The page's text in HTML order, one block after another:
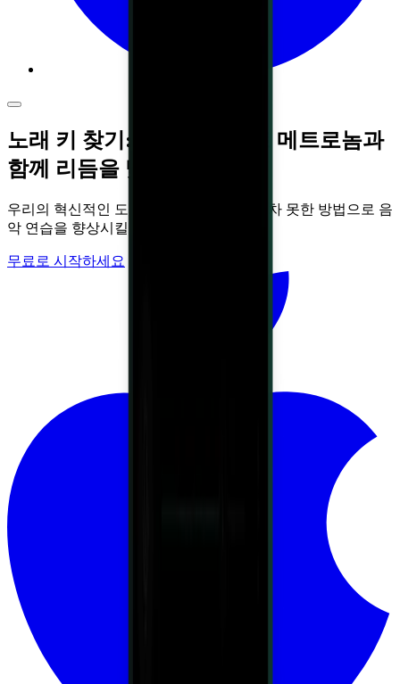
노래 키 찾기: 저희의 스마트 메트로놈과
함께 리듬을 맞추세요
우리의 혁신적인 도구를 사용하면, 상상조차 못한 방법으로 음
악 연습을 향상시킬 수 있습니다.
무료로 시작하세요